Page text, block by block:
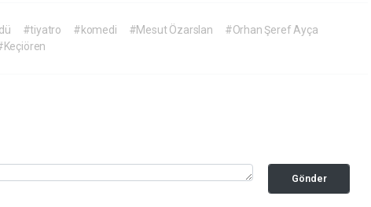
#tiyatro #komedi #Mesut Özarslan
#Orhan Şeref Ayça
Gönder